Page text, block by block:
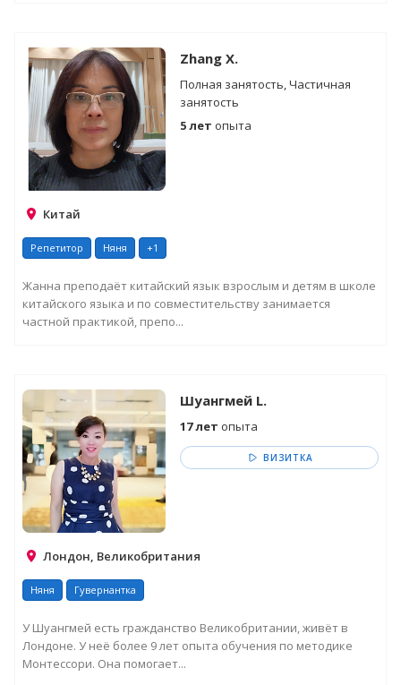
Zhang X.
Полная занятость, Частичная
занятость
5 лет опыта
Китай
Репетитор Няня +1
Жанна преподаёт китайский язык взрослым и детям в школе
китайского языка и по совместительству занимается
частной практикой, препо...
Шуангмей L.
17 лет опыта
ВИЗИТКА
Лондон, Великобритания
Няня Гувернантка
У Шуангмей есть гражданство Великобритании, живёт в
Лондоне. У неё более 9 лет опыта обучения по методике
Монтессори. Она помогает...